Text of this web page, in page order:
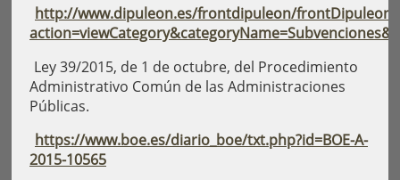
http://www.dipuleon.es/frontdipuleon/
Ley 39/2015, de 1 de octubre, del Procedimiento
Administrativo Común de las Administraciones
Públicas.
https://www.boe.es/diario_boe/txt.php?id=BOE-A-
2015-10565